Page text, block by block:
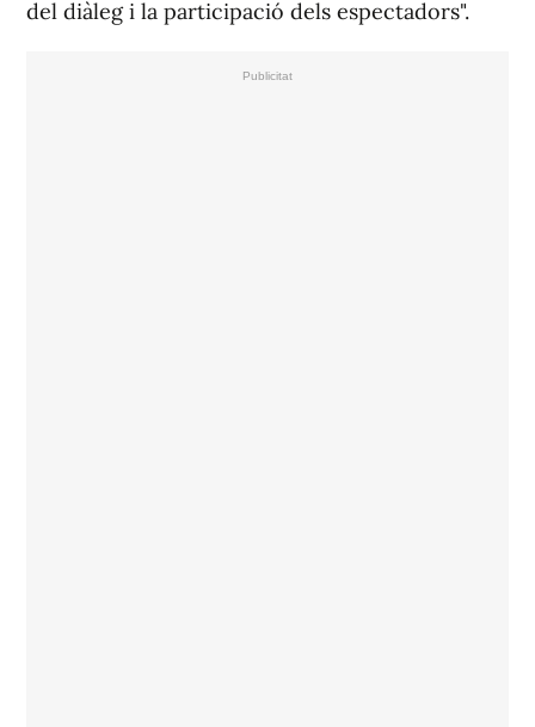
del diàleg i la participació dels espectadors".